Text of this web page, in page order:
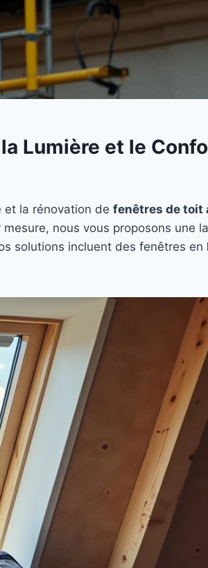
Lumière et le
et la rénovation de fenêtres de toit
nous vous proposons une
solutions incluent des fenêtres en